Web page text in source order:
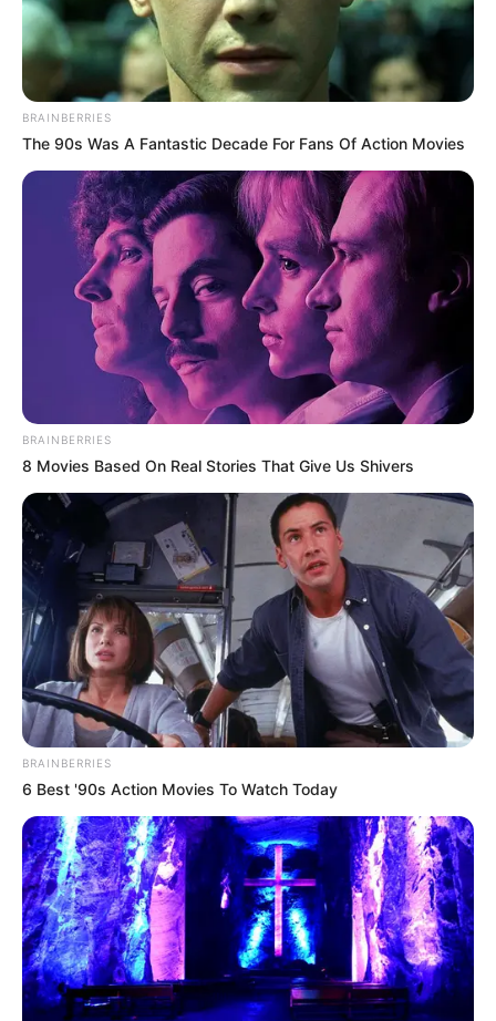
TOVÁBBI LEHETŐSÉGEK
OK, ELFOGADOM